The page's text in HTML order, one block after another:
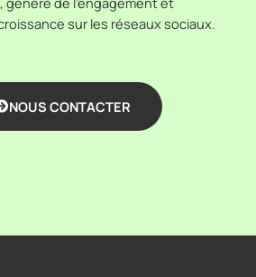
sur les réseaux sociaux.
NOUS CONTACTER